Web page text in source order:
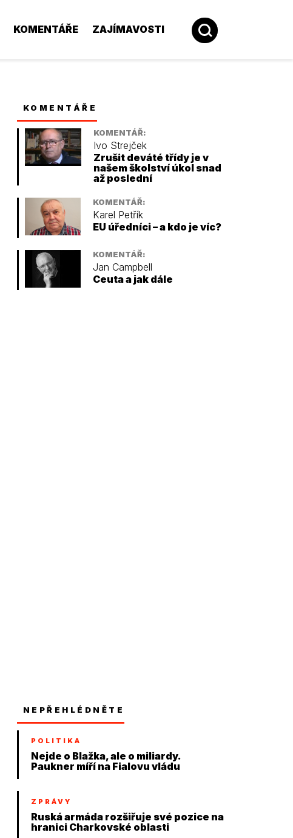
KOMENTÁŘE ZAJÍMAVOSTI
KOMENTÁŘE
KOMENTÁŘ:
Ivo Strejček
Zrušit deváté třídy je v
našem školství úkol snad
až poslední
KOMENTÁŘ:
Karel Petřík
EU úředníci – a kdo je víc?
KOMENTÁŘ:
Jan Campbell
Ceuta a jak dále
NEPŘEHLÉDNĚTE
POLITIKA
Nejde o Blažka, ale o miliardy.
Paukner míří na Fialovu vládu
ZPRÁVY
Ruská armáda rozšiřuje své pozice na
hranici Charkovské oblasti